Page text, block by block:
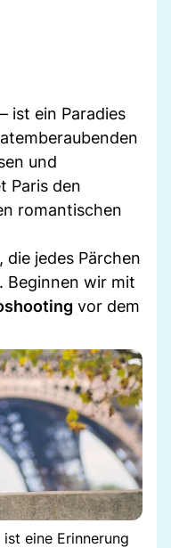
ist ein Paradies
und
Paris den
romantischen
jedes Pärchen
Beginnen wir mit
vor dem
eine Erinnerung